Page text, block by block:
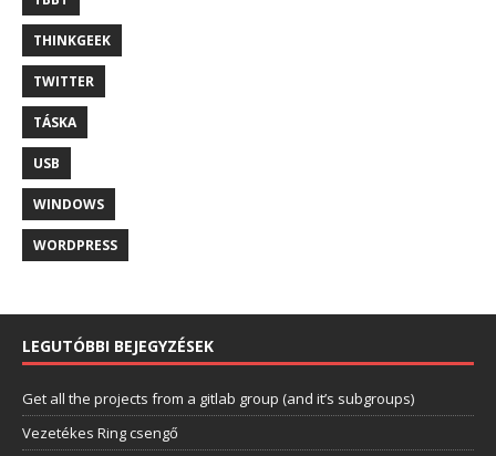
THINKGEEK
TWITTER
TÁSKA
USB
WINDOWS
WORDPRESS
LEGUTÓBBI BEJEGYZÉSEK
Get all the projects from a gitlab group (and it’s subgroups)
Vezetékes Ring csengő